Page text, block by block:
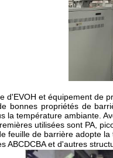
d'EVOH et équipement de
bonnes propriétés de
la température ambiante.
utilisées sont PA,
feuille de barrière adopte
ABCDCBA et d'autres